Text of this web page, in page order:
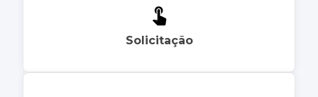
Solicitação